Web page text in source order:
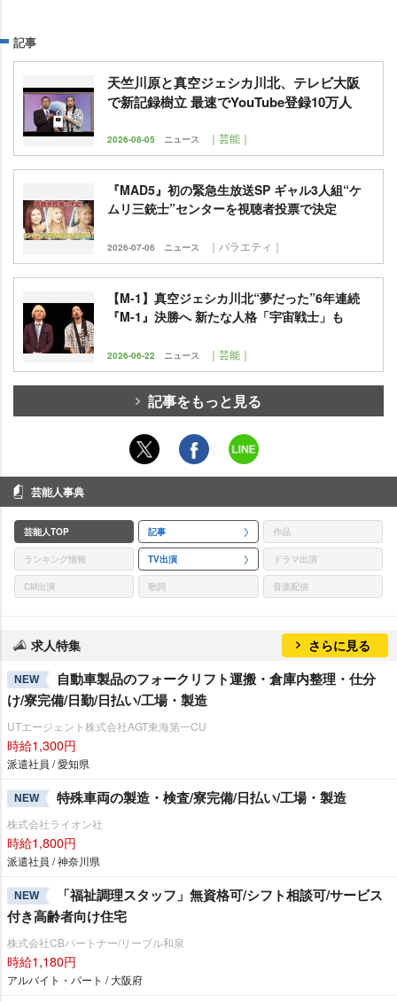
記事
天竺川原と真空ジェシカ川北、テレビ大阪
で新記録樹立 最速でYouTube登録10万人
2026-08-05 ニュース ｜芸能｜
『MAD5』初の緊急生放送SP ギャル3人組“ケ
ムリ三銃士”センターを視聴者投票で決定
2026-07-06 ニュース ｜バラエティ｜
【M-1】真空ジェシカ川北“夢だった”6年連続
『M-1』決勝へ 新たな人格「宇宙戦士」も
2026-06-22 ニュース ｜芸能｜
記事をもっと見る
芸能人事典
芸能人TOP 記事 作品
ランキング情報 TV出演 ドラマ出演
CM出演 歌詞 音楽配信
求人特集 さらに見る
NEW
自動車製品のフォークリフト運搬・倉庫内整理・仕分
け/寮完備/日勤/日払い/工場・製造
UTエージェント株式会社AGT東海第一CU
時給1,300円
派遣社員 / 愛知県
NEW 特殊車両の製造・検査/寮完備/日払い/工場・製造
株式会社ライオン社
時給1,800円
派遣社員 / 神奈川県
NEW
「福祉調理スタッフ」無資格可/シフト相談可/サービス
付き高齢者向け住宅
株式会社CBパートナー/リーブル和泉
時給1,180円
アルバイト・パート / 大阪府